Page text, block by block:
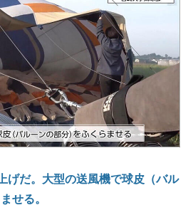
げだ。大型の送風機で球皮（バル
せる。